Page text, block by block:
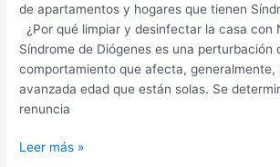
de apartamentos y hogares que tienen
¿Por qué limpiar y desinfectar la casa con
Síndrome de Diógenes es una perturbación
comportamiento que afecta, generalmente,
avanzada edad que están solas. Se
renuncia
Limpieza
Leer más »